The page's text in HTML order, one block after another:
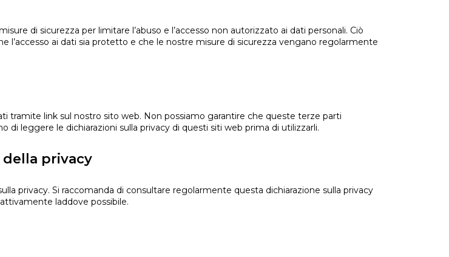
di sicurezza per limitare l’abuso e l’accesso non autorizzato ai dati personali. Ciò
l’accesso ai dati sia protetto e che le nostre misure di sicurezza vengano regolarmente
tramite link sul nostro sito web. Non possiamo garantire che queste terze parti
di leggere le dichiarazioni sulla privacy di questi siti web prima di utilizzarli.
privacy
privacy. Si raccomanda di consultare regolarmente questa dichiarazione sulla privacy
laddove possibile.